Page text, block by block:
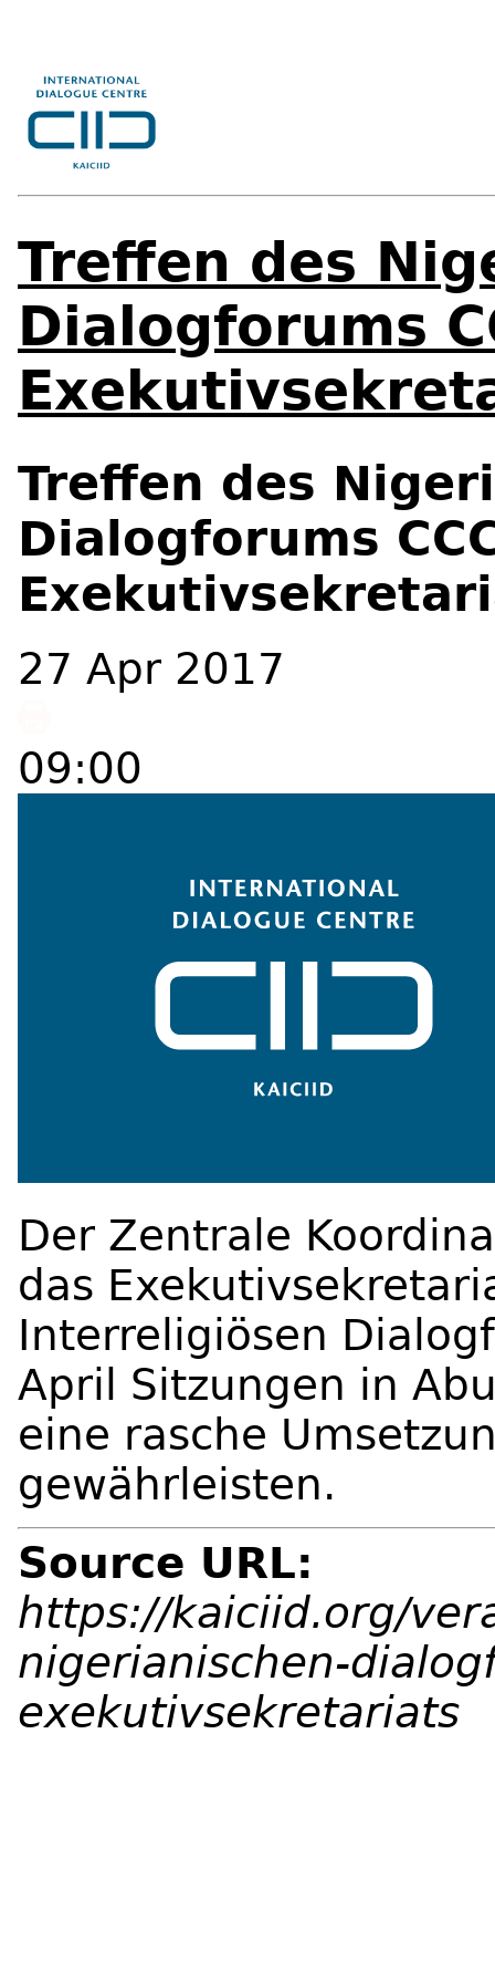
Treffen des
Dialogforums
Treffen des
Dialogforums
27 Apr 2017
09:00
Der Zentrale
das
Interreligiösen
April Sitzungen in
eine rasche
gewährleisten.
Source URL:
https://kaiciid.org/
nigerianischen-
exekutivsekretariats